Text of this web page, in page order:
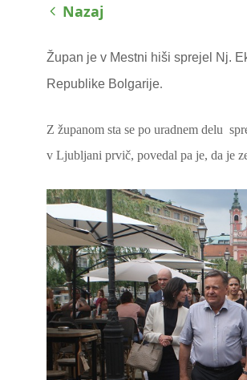
Nazaj
Župan je v Mestni hiši sprejel Nj.
Republike Bolgarije.
Z županom sta se po uradnem delu
v Ljubljani prvič, povedal pa je, da je